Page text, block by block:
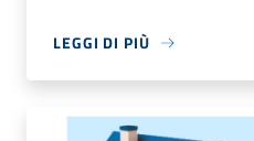
LEGGI DI PIÙ